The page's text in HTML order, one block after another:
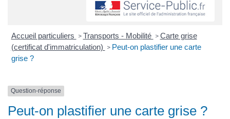
Accueil particuliers > Transports - Mobilité > Carte grise
(certificat d'immatriculation) > Peut-on plastifier une carte
grise ?
Question-réponse
Peut-on plastifier une carte grise ?